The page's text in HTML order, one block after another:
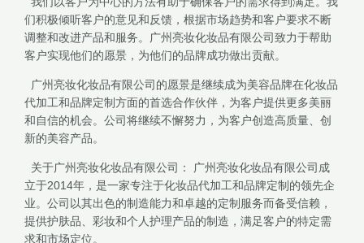
们积极倾听客户的意见和反馈，根据市场趋势和客户要求不断
调整和改进产品和服务。广州亮妆化妆品有限公司致力于帮助
客户实现他们的愿景，为他们的品牌成功做出贡献。
广州亮妆化妆品有限公司的愿景是继续成为美容品牌在化妆品
代加工和品牌定制方面的首选合作伙伴，为客户提供更多美丽
和自信的机会。公司将继续不懈努力，为客户创造高质量、创
新的美容产品。
关于广州亮妆化妆品有限公司： 广州亮妆化妆品有限公司成
立于2014年，是一家专注于化妆品代加工和品牌定制的领先企
业。公司以其出色的制造能力和卓越的定制服务而备受信赖，
提供护肤品、彩妆和个人护理产品的制造，满足客户的特定需
求和市场定位。